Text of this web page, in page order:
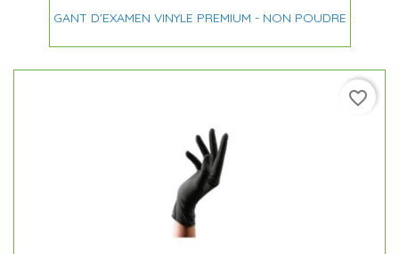
GANT D'EXAMEN VINYLE PREMIUM - NON POUDRE
favorite_border